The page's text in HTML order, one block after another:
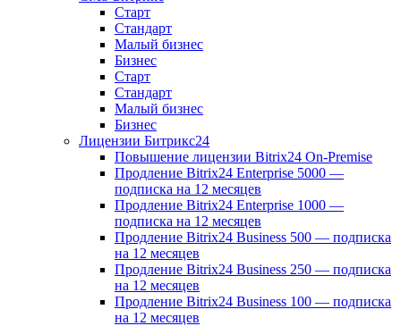
Старт
Стандарт
Малый бизнес
Бизнес
Старт
Стандарт
Малый бизнес
Бизнес
Лицензии Битрикс24
Повышение лицензии Bitrix24 On-Premise
Продление Bitrix24 Enterprise 5000 —
подписка на 12 месяцев
Продление Bitrix24 Enterprise 1000 —
подписка на 12 месяцев
Продление Bitrix24 Business 500 — подписка
на 12 месяцев
Продление Bitrix24 Business 250 — подписка
на 12 месяцев
Продление Bitrix24 Business 100 — подписка
на 12 месяцев